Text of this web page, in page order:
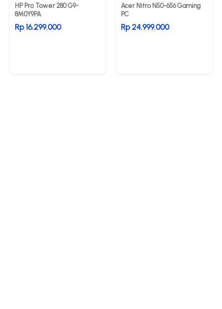
HP Pro Tower 280 G9-
8M0Y9PA
Rp 16.299.000
Acer Nitro N50-656 Gaming
PC
Rp 24.999.000